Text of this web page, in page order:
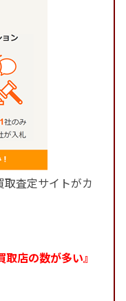
査定サイトがカ
店の数が多い』